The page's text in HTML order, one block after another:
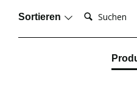
Sortieren Suchen: